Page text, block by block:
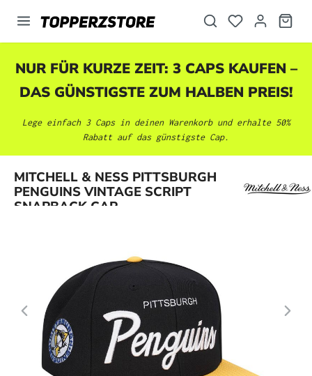
springen
NUR FÜR KURZE ZEIT: 3 CAPS KAUFEN –
DAS GÜNSTIGSTE ZUM HALBEN PREIS!
Lege einfach 3 Caps in deinen Warenkorb und erhalte 50%
Rabatt auf das günstigste Cap.
MITCHELL & NESS PITTSBURGH
PENGUINS VINTAGE SCRIPT
SNAPBACK CAP
Bildergalerie überspringen